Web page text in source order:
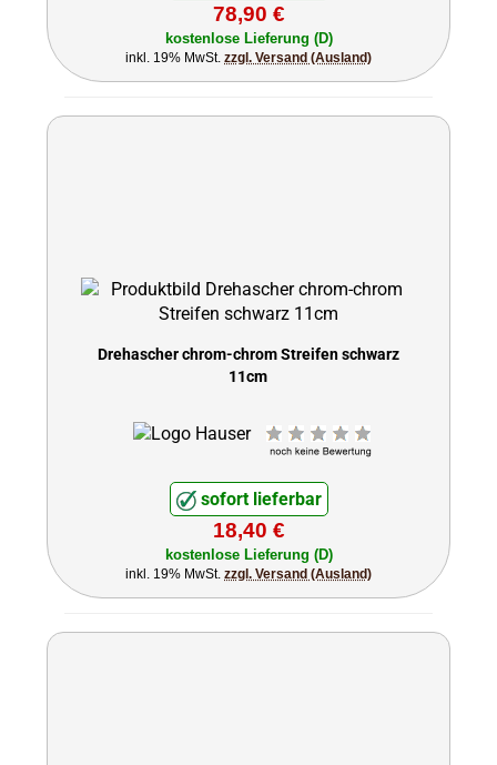
78,90 €
kostenlose Lieferung (D)
inkl. 19% MwSt. zzgl. Versand (Ausland)
Drehascher chrom-chrom Streifen schwarz
11cm
sofort lieferbar
18,40 €
kostenlose Lieferung (D)
inkl. 19% MwSt. zzgl. Versand (Ausland)